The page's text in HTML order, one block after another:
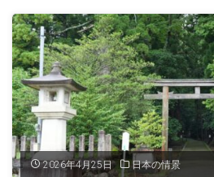
神
社
福
井
の
2026年4月25日 日本の情景